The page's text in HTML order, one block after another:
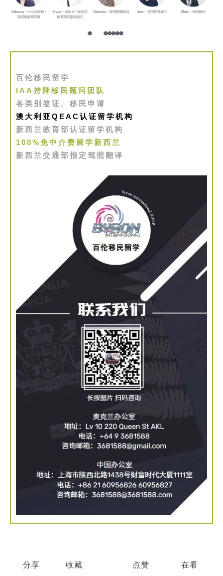
咨
询
百伦移民留学
IAA持牌移民顾问团队
各类别签证、移民申请
澳大利亚QEAC认证留学机构
新西兰教育部认证留学机构
100%免中介费留学新西兰
新西兰交通部指定驾照翻译
分享 收藏 点赞 在看